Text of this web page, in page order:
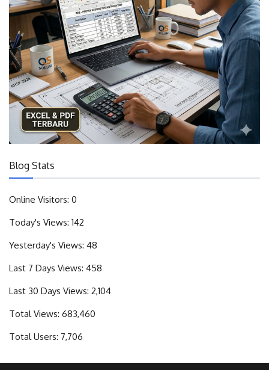
Blog Stats
Online Visitors: 0
Today's Views: 142
Yesterday's Views: 48
Last 7 Days Views: 458
Last 30 Days Views: 2,104
Total Views: 683,460
Total Users: 7,706